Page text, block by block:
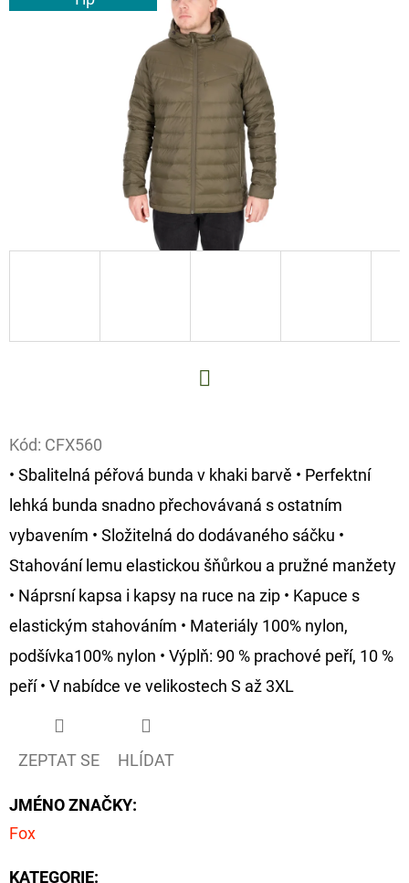
Kód: CFX560
• Sbalitelná péřová bunda v khaki barvě • Perfektní
lehká bunda snadno přechovávaná s ostatním
vybavením • Složitelná do dodávaného sáčku •
Stahování lemu elastickou šňůrkou a pružné manžety
• Náprsní kapsa i kapsy na ruce na zip • Kapuce s
elastickým stahováním • Materiály 100% nylon,
podšívka100% nylon • Výplň: 90 % prachové peří, 10 %
peří • V nabídce ve velikostech S až 3XL
ZEPTAT SE HLÍDAT
JMÉNO ZNAČKY:
Fox
KATEGORIE:
E
?
D
O
P
R
U
Č
U
E
M
ZÁTĚŽ
DELPHIN
CYBERBARBED
S